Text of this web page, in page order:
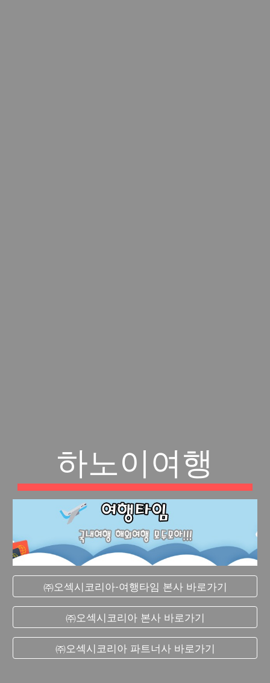
하노이여행
㈜오섹시코리아-여행타임 본사 바로가기
㈜오섹시코리아 본사 바로가기
㈜오섹시코리아 파트너사 바로가기